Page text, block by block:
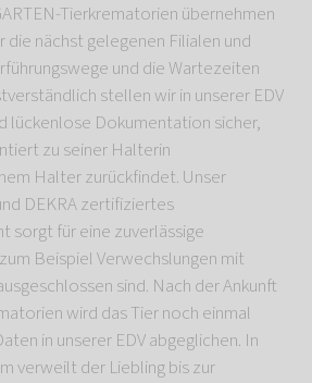
Tierkrematorien übernehmen
die nächst gelegenen Filialen und
und die Wartezeiten
stellen wir in unserer EDV
lückenlose Dokumentation sicher,
zu seiner Halterin
Halter zurückfindet. Unser
DEKRA zertifiziertes
sorgt für eine zuverlässige
Beispiel Verwechslungen mit
sind. Nach der Ankunft
wird das Tier noch einmal
in unserer EDV abgeglichen. In
verweilt der Liebling bis zur